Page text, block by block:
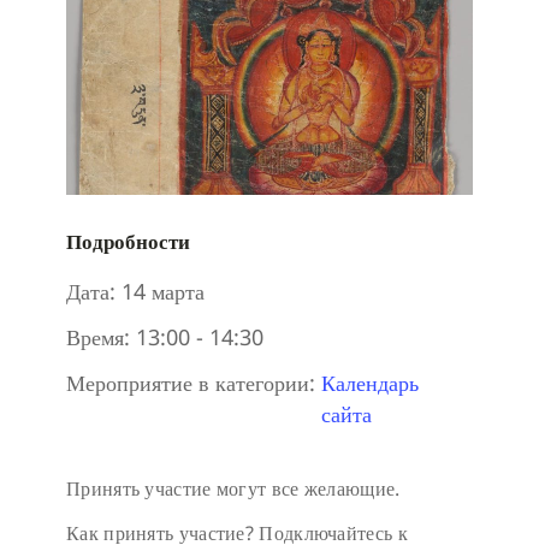
Подробности
Дата: 14 марта
Время: 13:00 - 14:30
Мероприятие в категории: Календарь
сайта
Принять участие могут все желающие.
Как принять участие?Подключайтесь к